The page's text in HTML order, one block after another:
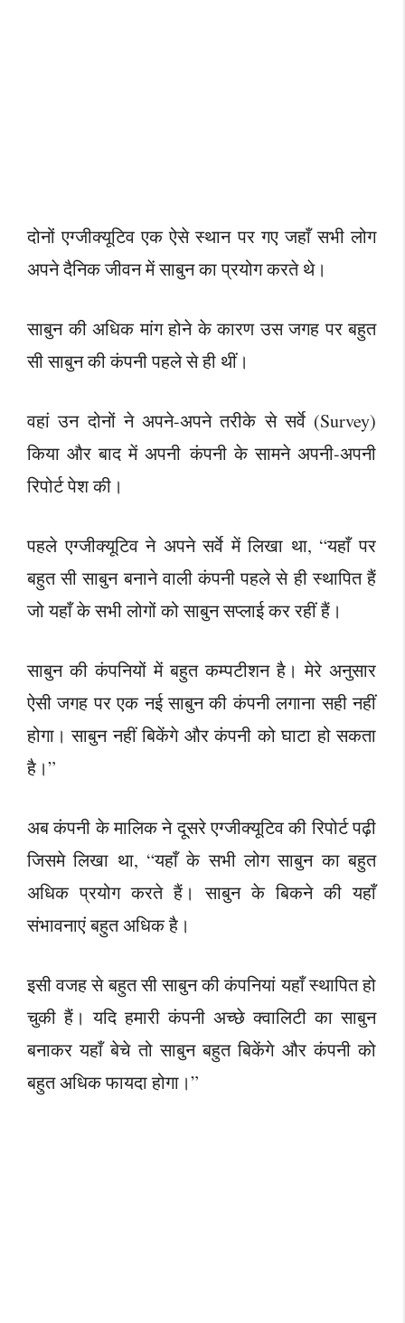
दोनों एग्जीक्यूटिव एक ऐसे स्थान पर गए जहाँ सभी लोग
अपने दैनिक जीवन में साबुन का प्रयोग करते थे।
साबुन की अधिक मांग होने के कारण उस जगह पर बहुत
सी साबुन की कंपनी पहले से ही थीं।
वहां उन दोनों ने अपने-अपने तरीके से सर्वे (Survey)
किया और बाद में अपनी कंपनी के सामने अपनी-अपनी
रिपोर्ट पेश की।
पहले एग्जीक्यूटिव ने अपने सर्वे में लिखा था, “यहाँ पर
बहुत सी साबुन बनाने वाली कंपनी पहले से ही स्थापित हैं
जो यहाँ के सभी लोगों को साबुन सप्लाई कर रहीं हैं।
साबुन की कंपनियों में बहुत कम्पटीशन है। मेरे अनुसार
ऐसी जगह पर एक नई साबुन की कंपनी लगाना सही नहीं
होगा। साबुन नहीं बिकेंगे और कंपनी को घाटा हो सकता
है।”
अब कंपनी के मालिक ने दूसरे एग्जीक्यूटिव की रिपोर्ट पढ़ी
जिसमे लिखा था, “यहाँ के सभी लोग साबुन का बहुत
अधिक प्रयोग करते हैं। साबुन के बिकने की यहाँ
संभावनाएं बहुत अधिक है।
इसी वजह से बहुत सी साबुन की कंपनियां यहाँ स्थापित हो
चुकी हैं। यदि हमारी कंपनी अच्छे क्वालिटी का साबुन
बनाकर यहाँ बेचे तो साबुन बहुत बिकेंगे और कंपनी को
बहुत अधिक फायदा होगा।”